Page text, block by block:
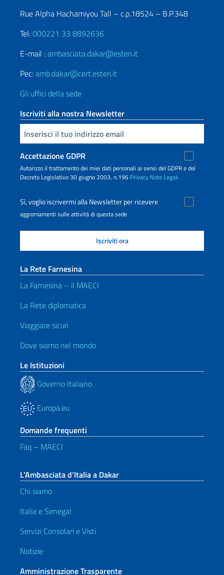
Rue Alpha Hachamiyou Tall – c.p.18524 – B.P.348
Tel:000221 33 8892636
E-mail :ambasciata.dakar@esteri.it
Pec:amb.dakar@cert.esteri.it
Gli uffici della sede
Iscriviti alla nostra Newsletter
Inserisci la tua email
Accettazione GDPR
Autorizzo il trattamento dei miei dati personali ai sensi del GDPR e del
Decreto Legislativo 30 giugno 2003, n.196 Privacy Note Legali
Sì, voglio iscrivermi alla Newsletter per ricevere
aggiornamenti sulle attività di questa sede
La Rete Farnesina
La Farnesina – il MAECI
La Rete diplomatica
Viaggiare sicuri
Dove siamo nel mondo
Le Istituzioni
Governo Italiano
Europa.eu
Domande frequenti
Faq – MAECI
L’Ambasciata d’Italia a Dakar
Chi siamo
Italia e Senegal
Servizi Consolari e Visti
Notizie
Amministrazione Trasparente